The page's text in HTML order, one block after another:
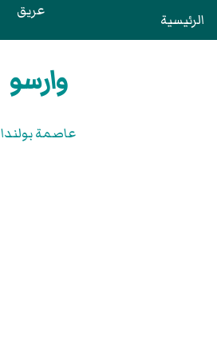
الرئيسية عريق
وارسو
عاصمة بولندا